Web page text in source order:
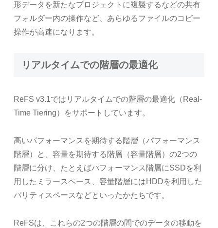
形データを新たなプロジェクトに複製するなどの共有
フォルダー内の操作など、あらゆるファイルのコピー
操作が高速になります。
リアルタイムでの階層の最適化
ReFS v3.1ではリアルタイムでの階層の最適化（Real-
Time Tiering）をサポートしています。
高いパフォーマンスを期待する階層（パフォーマンス
階層）と、容量を期待する階層（容量階層）の2つの
階層に分け、たとえばパフォーマンス階層にSSDを利
用したミラースペース、容量階層にはHDDを利用した
パリティスペースなどといったかたちです。
ReFSは、これらの2つの階層の間でのデータの移動を